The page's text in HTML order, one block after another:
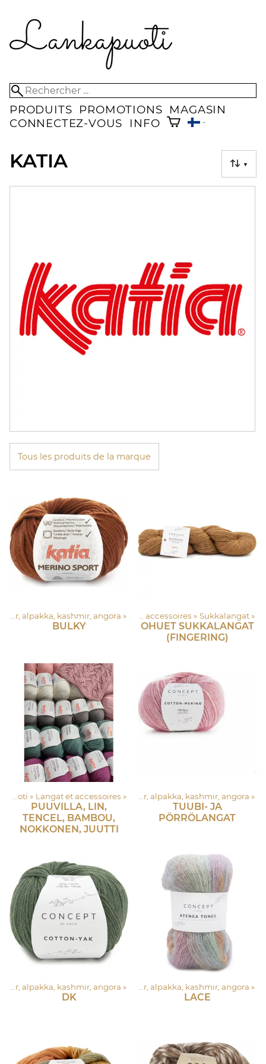
PRODUITS PROMOTIONS
MAGASIN
CONNECTEZ-VOUS
INFO
▼
KATIA
Tous les produits de la marque
Asustelangat: Merinovilla, silkki, mohair, alpakka, kashmir, angora ‪»
BULKY
Produits‪» Lankapuoti‪» Langat et accessoires ‪» Sukkalangat ‪»
OHUET SUKKALANGAT
(FINGERING)
Lankapuoti ‪» Langat et accessoires ‪»
PUUVILLA, LIN,
TENCEL, BAMBOU,
NOKKONEN, JUUTTI
Asustelangat: Merinovilla, silkki, mohair, alpakka, kashmir, angora ‪»
TUUBI- JA
PÖRRÖLANGAT
Asustelangat: Merinovilla, silkki, mohair, alpakka, kashmir, angora ‪»
DK
Asustelangat: Merinovilla, silkki, mohair, alpakka, kashmir, angora ‪»
LACE